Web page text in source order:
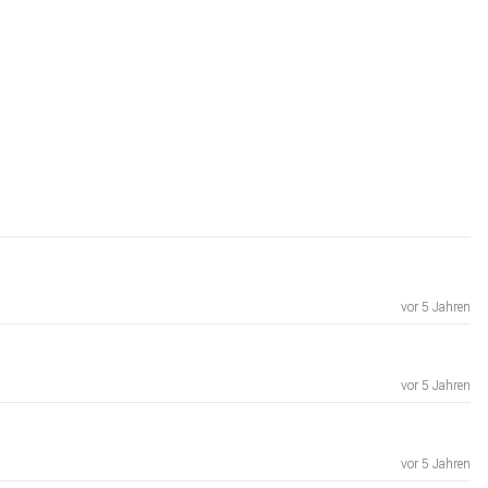
vor 5 Jahren
vor 5 Jahren
vor 5 Jahren